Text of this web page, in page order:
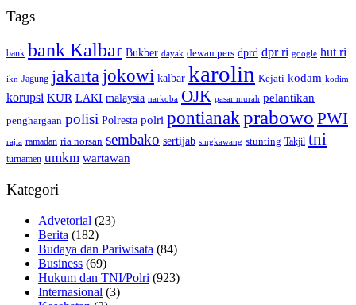
Tags
bank bank Kalbar Bukber dayak dewan pers dprd dpr ri google hut ri
ikn Jagung jakarta jokowi kalbar karolin Kejati kodam kodim
korupsi KUR LAKI malaysia narkoba OJK pasar murah pelantikan
penghargaan polisi Polresta polri pontianakprabowo PWI
rajia ramadan ria norsan sembako sertijab singkawang stunting Takjil tni
turnamen umkm wartawan
Kategori
Advetorial (23)
Berita (182)
Budaya dan Pariwisata (84)
Business (69)
Hukum dan TNI/Polri (923)
Internasional (3)